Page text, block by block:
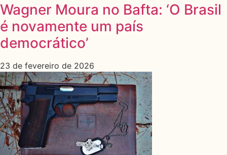
Wagner Moura no Bafta: ‘O Brasil
é novamente um país
democrático’
23 de fevereiro de 2026